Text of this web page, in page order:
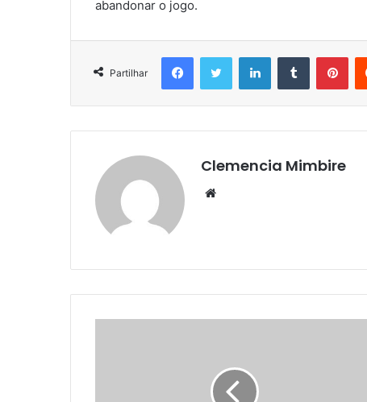
abandonar o jogo.
Partilhar
FacebookTwitter LinkedInTumblr
Clemencia Mimbire
Website